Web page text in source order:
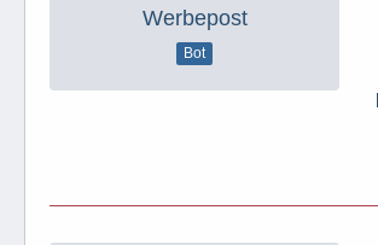
Werbepost
Bot